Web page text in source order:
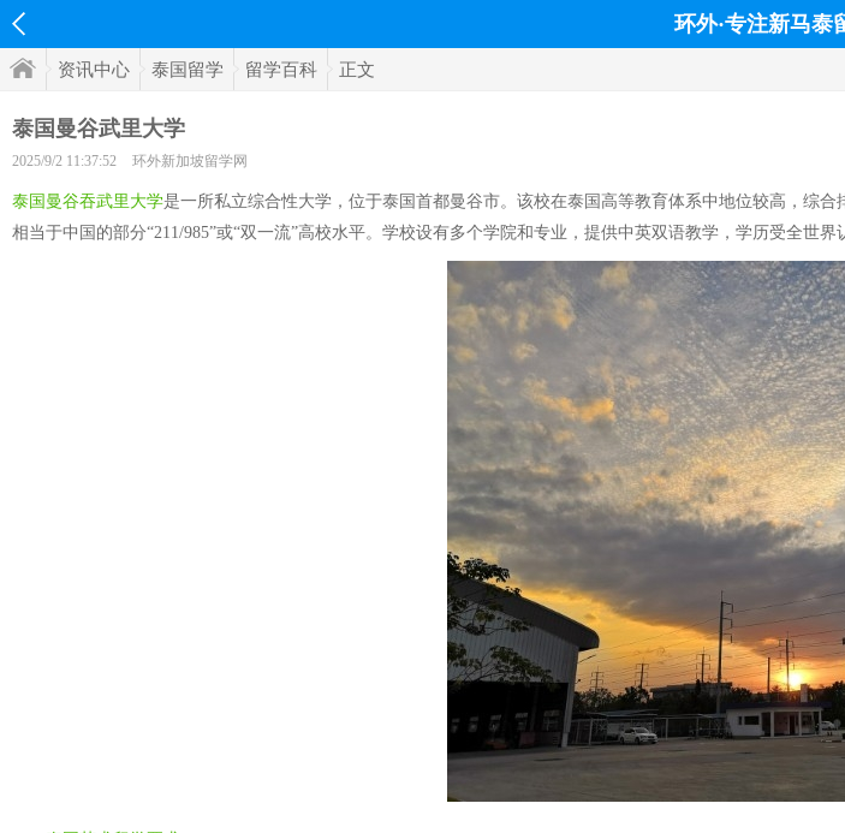
环外·专注新马泰
资讯中心 泰国留学 留学百科 正文
泰国曼谷武里大学
2025/9/2 11:37:52 环外新加坡留学网
泰国曼谷吞武里大学是一所私立综合性大学，位于泰国首都曼谷市。该校在泰国高等教育体系中地位较高，综
相当于中国的部分“211/985”或“双一流”高校水平。学校设有多个学院和专业，提供中英双语教学，学历受全世界